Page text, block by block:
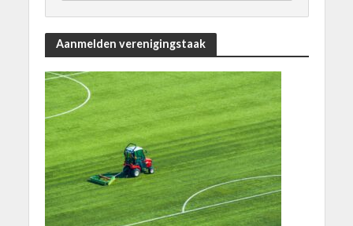
Aanmelden verenigingstaak